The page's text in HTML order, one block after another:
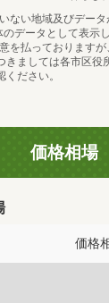
ない地域及びデー
データとして表示し
を払っております
きましては各市区役
ださい。
価格相場
価格